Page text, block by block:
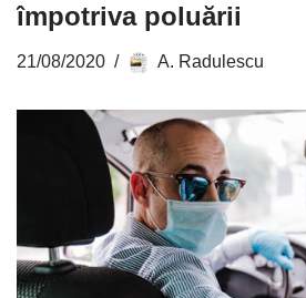
împotriva poluării
21/08/2020 A. Radulescu